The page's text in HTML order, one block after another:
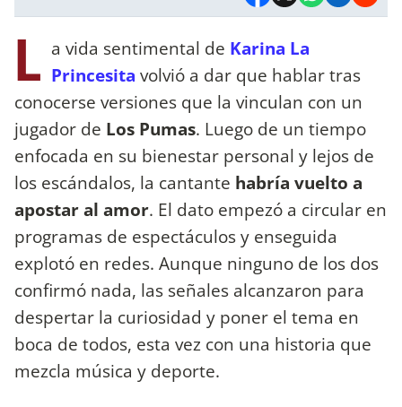
L a vida sentimental de Karina La
Princesita volvió a dar que hablar tras
conocerse versiones que la vinculan con un
jugador de Los Pumas. Luego de un tiempo
enfocada en su bienestar personal y lejos de
los escándalos, la cantante habría vuelto a
apostar al amor. El dato empezó a circular en
programas de espectáculos y enseguida
explotó en redes. Aunque ninguno de los dos
confirmó nada, las señales alcanzaron para
despertar la curiosidad y poner el tema en
boca de todos, esta vez con una historia que
mezcla música y deporte.